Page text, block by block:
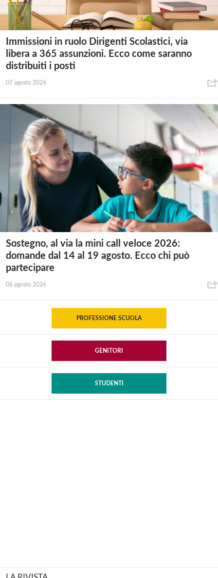
Immissioni in ruolo Dirigenti Scolastici, via
libera a 365 assunzioni. Ecco come saranno
distribuiti i posti
07 agosto 2026
Sostegno, al via la mini call veloce 2026:
domande dal 14 al 19 agosto. Ecco chi può
partecipare
06 agosto 2026
PROFESSIONE SCUOLA
GENITORI
STUDENTI